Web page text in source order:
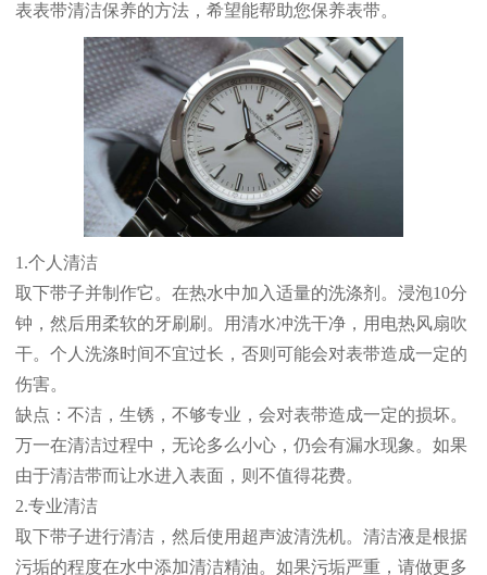
表表带清洁保养的方法，希望能帮助您保养表带。
1.个人清洁
取下带子并制作它。在热水中加入适量的洗涤剂。浸泡10分
钟，然后用柔软的牙刷刷。用清水冲洗干净，用电热风扇吹
干。个人洗涤时间不宜过长，否则可能会对表带造成一定的
伤害。
缺点：不洁，生锈，不够专业，会对表带造成一定的损坏。
万一在清洁过程中，无论多么小心，仍会有漏水现象。如果
由于清洁带而让水进入表面，则不值得花费。
2.专业清洁
取下带子进行清洁，然后使用超声波清洗机。清洁液是根据
污垢的程度在水中添加清洁精油。如果污垢严重，请做更多